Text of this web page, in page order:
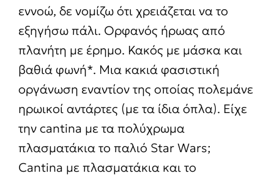
εννοώ, δε νομίζω ότι χρειάζεται να το
εξηγήσω πάλι. Ορφανός ήρωας από
πλανήτη με έρημο. Κακός με μάσκα και
βαθιά φωνή*. Μια κακιά φασιστική
οργάνωση εναντίον της οποίας πολεμάνε
ηρωικοί αντάρτες (με τα ίδια όπλα). Είχε
την cantina με τα πολύχρωμα
πλασματάκια το παλιό Star Wars;
Cantina με πλασματάκια και το